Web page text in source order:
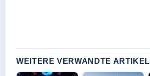
WEITERE VERWANDTE ARTIKEL